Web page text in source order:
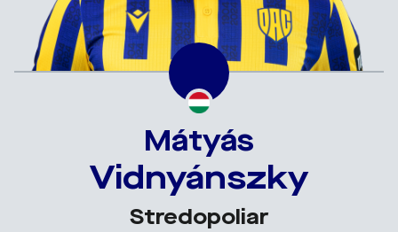
Mátyás
Vidnyánszky
Stredopoliar